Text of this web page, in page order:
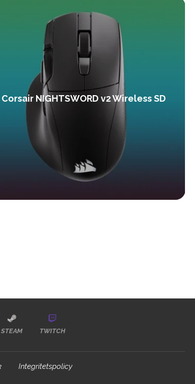
Corsair NIGHTSWORD v2 Wireless SD
STEAM TWITCH
Integritetspolicy